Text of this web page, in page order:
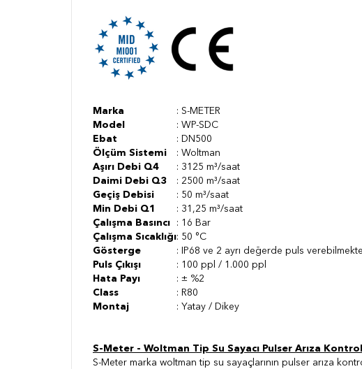
Marka
: S-METER
Model
: WP-SDC
Ebat
: DN500
Ölçüm Sistemi
: Woltman
Aşırı Debi Q4
: 3125 m³/saat
Daimi Debi Q3
: 2500 m³/saat
Geçiş Debisi
: 50 m³/saat
Min Debi Q1
: 31,25 m³/saat
Çalışma Basıncı
: 16 Bar
Çalışma Sıcaklığı: 50 °C
Gösterge
: IP68 ve 2 ayrı değerde puls
Puls Çıkışı
: 100 ppl / 1.000 ppl
Hata Payı
: ± %2
Class
: R80
Montaj
: Yatay / Dikey
S-Meter - Woltman Tip Su Sayacı Pulser Arıza
S-Meter marka woltman tip su sayaçlarının pulser arıza